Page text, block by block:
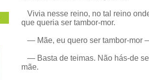
Vivia nesse reino, no tal reino
que queria ser tambor-mor.
— Mãe, eu quero ser tambor-mor
— Basta de teimas. Não hás-de
mãe.